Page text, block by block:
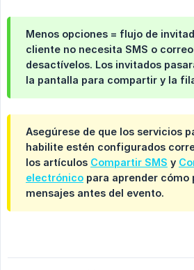
Menos opciones = flujo de
cliente no necesita SMS o
desactívelos. Los invitados
la pantalla para compartir y la
Asegúrese de que los servicios
habilite estén configurados
los artículos Compartir SMS y
electrónico para aprender cómo
mensajes antes del evento.